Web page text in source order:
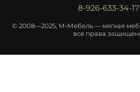
8-926-633-34-17
© 2008—2025, М-Мебель — мягкая
все права